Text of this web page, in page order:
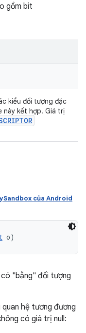
gồm bit
kiểu đối tượng đặc
này kết hợp. Giá trị
của Android
o)
"bằng" đối tượng
quan hệ tương đương
có giá trị null: